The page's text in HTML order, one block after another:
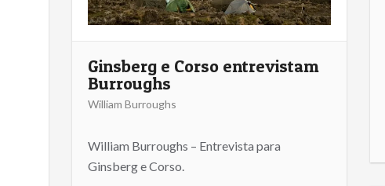
Ginsberg e Corso entrevistam
Burroughs
William Burroughs
William Burroughs – Entrevista para
Ginsberg e Corso.